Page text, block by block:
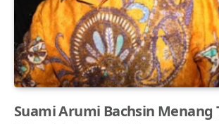
Suami Arumi Bachsin Menang